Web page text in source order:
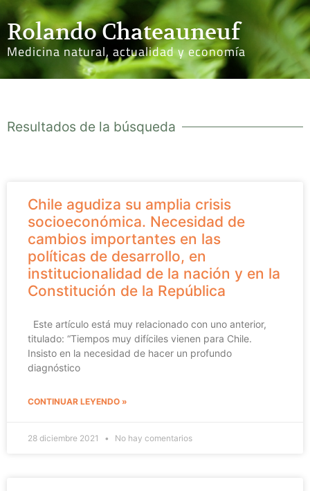
Rolando Chateauneuf
Medicina natural, actualidad y economía
Resultados de la búsqueda
Chile agudiza su amplia crisis
socioeconómica. Necesidad de
cambios importantes en las
políticas de desarrollo, en
institucionalidad de la nación y en la
Constitución de la República
Este artículo está muy relacionado con uno anterior,
titulado: “Tiempos muy difíciles vienen para Chile.
Insisto en la necesidad de hacer un profundo
diagnóstico
CONTINUAR LEYENDO »
28 diciembre 2021 No hay comentarios